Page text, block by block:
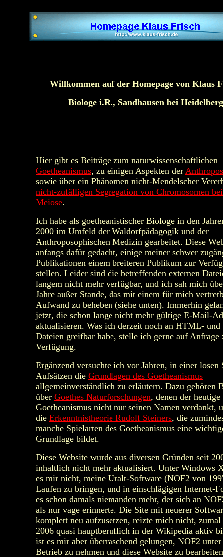
Willkommen auf der Homepage von Klaus
Biologe i.R., Sandhausen bei
Hier gibt es Beiträge zum naturwissenschaftlichen
Goetheanismus, zu einigen Aspekten der
sowie über ein Phänomen nicht-Mendelscher
nicht-zufälligen Segregation von Chromosomen
Meiose.
Ich habe als goetheanistischer Biologe in den
2000 im Umfeld der Waldorfpädagogik und der
Anthroposophischen Medizin gearbeitet. Diese
anfangs dafür gedacht, einige meiner schwer
Publikationen einem breiteren Publikum zur
stellen. Leider sind die betreffenden externen
langem nicht mehr verfügbar, und ich sah mich
Jahre außer Stande, das mit einem für mich
Aufwand zu beheben (siehe unten). Immerhin
jetzt, die schon lange nicht mehr gültige E-Mail-
aktualisieren. Was ich derzeit noch an HTML- und
Dateien greifbar habe, stelle ich gerne auf Anfrage
Verfügung.
Ergänzend versuchte ich vor Jahren, in einer losen
Aufsätzen die Grundlagen des Goetheanismus
allgemeinverständlich zu erläutern. Dazu gehören
über Goethes Naturforschungen, denen der heutige
Goetheanismus nicht nur seinen Namen verdankt,
die Erkenntnistheorie Rudolf Steiners, die
manche Spielarten des Goetheanismus eine
Grundlage bildet.
Diese Website wurde aus diversen Gründen seit
inhaltlich nicht mehr aktualisiert. Unter Windows
es mir nicht, meine Uralt-Software (NOF2 von
Laufen zu bringen, und in einschlägigen Internet-
es schon damals niemanden mehr, der sich an
als nur vage erinnerte. Die Site mit neuerer
komplett neu aufzusetzen, reizte mich nicht,
2006 quasi hauptberuflich in der Wikipedia aktiv
ist es mir aber überraschend gelungen, NOF2
Betrieb zu nehmen und diese Website zu